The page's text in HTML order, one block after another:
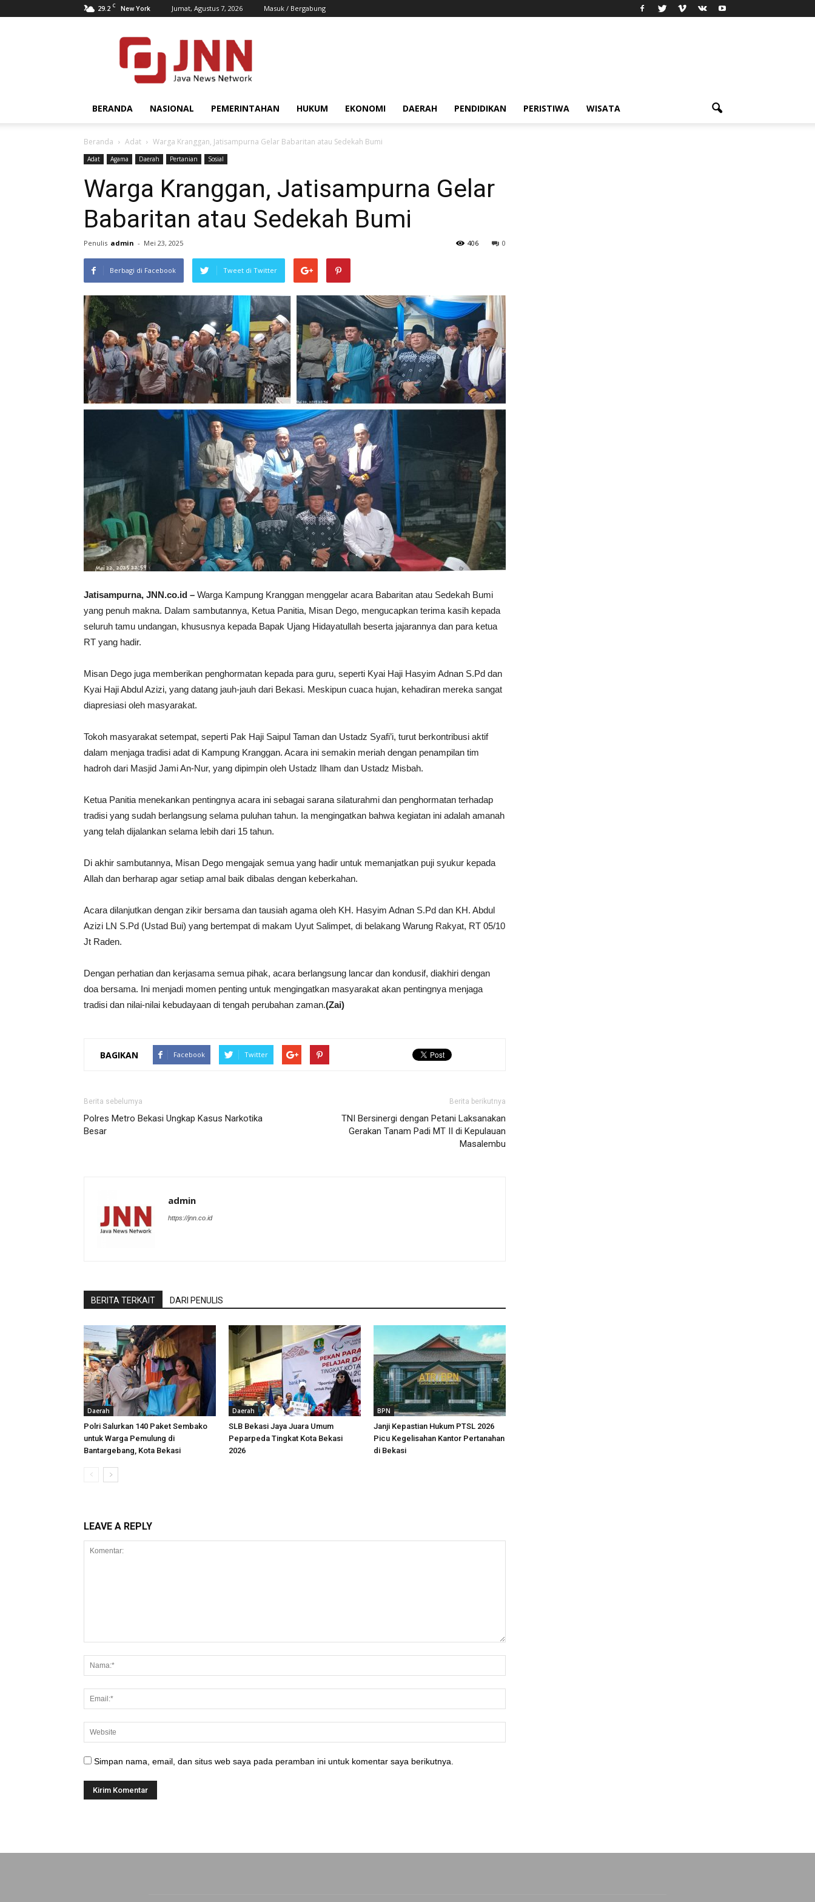
29.2 C New York Jumat, Agustus 7, 2026 Masuk / Bergabung
JNN.co.id
BERANDA NASIONAL PEMERINTAHAN HUKUM EKONOMI DAERAH PENDIDIKAN PERISTIWA WISATA
Beranda Adat Warga Kranggan, Jatisampurna Gelar Babaritan atau Sedekah Bumi
Adat Agama Daerah Pertanian Sosial
Warga Kranggan, Jatisampurna Gelar
Babaritan atau Sedekah Bumi
Penulis admin - Mei 23, 2025 0
406
Berbagi di Facebook Tweet di Twitter
Jatisampurna, JNN.co.id – Warga Kampung Kranggan menggelar acara Babaritan atau Sedekah Bumi
yang penuh makna. Dalam sambutannya, Ketua Panitia, Misan Dego, mengucapkan terima kasih kepada
seluruh tamu undangan, khususnya kepada Bapak Ujang Hidayatullah beserta jajarannya dan para ketua
RT yang hadir.
Misan Dego juga memberikan penghormatan kepada para guru, seperti Kyai Haji Hasyim Adnan S.Pd dan
Kyai Haji Abdul Azizi, yang datang jauh-jauh dari Bekasi. Meskipun cuaca hujan, kehadiran mereka sangat
diapresiasi oleh masyarakat.
Tokoh masyarakat setempat, seperti Pak Haji Saipul Taman dan Ustadz Syafi’i, turut berkontribusi aktif
dalam menjaga tradisi adat di Kampung Kranggan. Acara ini semakin meriah dengan penampilan tim
hadroh dari Masjid Jami An-Nur, yang dipimpin oleh Ustadz Ilham dan Ustadz Misbah.
Ketua Panitia menekankan pentingnya acara ini sebagai sarana silaturahmi dan penghormatan terhadap
tradisi yang sudah berlangsung selama puluhan tahun. Ia mengingatkan bahwa kegiatan ini adalah amanah
yang telah dijalankan selama lebih dari 15 tahun.
Di akhir sambutannya, Misan Dego mengajak semua yang hadir untuk memanjatkan puji syukur kepada
Allah dan berharap agar setiap amal baik dibalas dengan keberkahan.
Acara dilanjutkan dengan zikir bersama dan tausiah agama oleh KH. Hasyim Adnan S.Pd dan KH. Abdul
Azizi LN S.Pd (Ustad Bui) yang bertempat di makam Uyut Salimpet, di belakang Warung Rakyat, RT 05/10
Jt Raden.
Dengan perhatian dan kerjasama semua pihak, acara berlangsung lancar dan kondusif, diakhiri dengan
doa bersama. Ini menjadi momen penting untuk mengingatkan masyarakat akan pentingnya menjaga
tradisi dan nilai-nilai kebudayaan di tengah perubahan zaman.(Zai)
BAGIKAN Facebook Twitter
Berita sebelumya
Polres Metro Bekasi Ungkap Kasus Narkotika
Besar
Berita berikutnya
TNI Bersinergi dengan Petani Laksanakan
Gerakan Tanam Padi MT II di Kepulauan
Masalembu
admin
https://jnn.co.id
BERITA TERKAIT DARI PENULIS
Daerah
Polri Salurkan 140 Paket Sembako
untuk Warga Pemulung di
Bantargebang, Kota Bekasi
Daerah
SLB Bekasi Jaya Juara Umum
Peparpeda Tingkat Kota Bekasi
2026
BPN
Janji Kepastian Hukum PTSL 2026
Picu Kegelisahan Kantor Pertanahan
di Bekasi
LEAVE A REPLY
Simpan nama, email, dan situs web saya pada peramban ini untuk komentar saya berikutnya.